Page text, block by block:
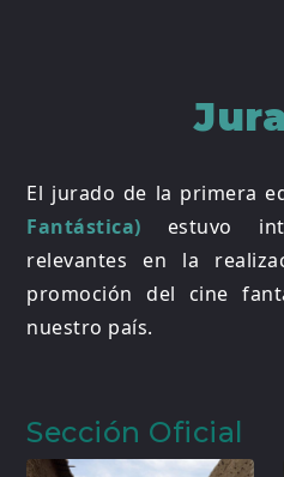
El jurado de la primera
Fantástica) estuvo
relevantes en la
promoción del cine
nuestro país.
Sección Oficial